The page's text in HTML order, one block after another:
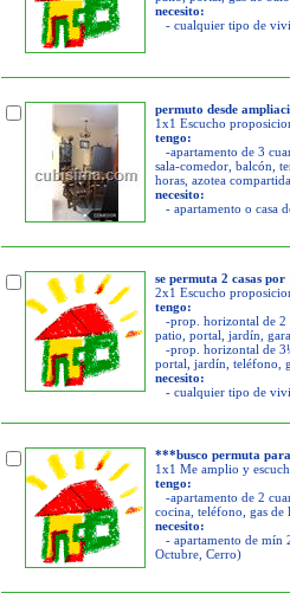
necesito:
- cualquier tipo de
permuto desde
1x1 Escucho
tengo:
-apartamento de 3
sala-comedor, balcón,
horas, azotea compartida.
necesito:
- apartamento o casa
se permuta 2 casas por
2x1 Escucho
tengo:
-prop. horizontal de 2
patio, portal, jardín,
-prop. horizontal de
portal, jardín, teléfono,
necesito:
- cualquier tipo de
***busco permuta
1x1 Me amplio y
tengo:
-apartamento de 2
cocina, teléfono, gas de
necesito:
- apartamento de mín
Octubre, Cerro)